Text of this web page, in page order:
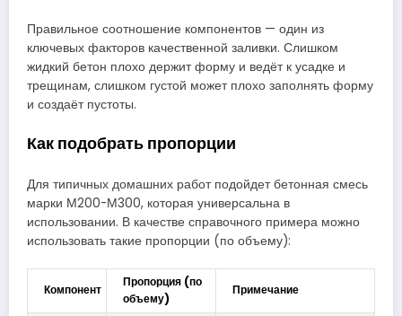
Правильное соотношение компонентов — один из
ключевых факторов качественной заливки. Слишком
жидкий бетон плохо держит форму и ведёт к усадке и
трещинам, слишком густой может плохо заполнять форму
и создаёт пустоты.
Как подобрать пропорции
Для типичных домашних работ подойдет бетонная смесь
марки М200-М300, которая универсальна в
использовании. В качестве справочного примера можно
использовать такие пропорции (по объему):
Компонент
Пропорция (по
объему)
Примечание